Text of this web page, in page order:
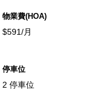
物業費(HOA)
$591/月
停車位
2 停車位